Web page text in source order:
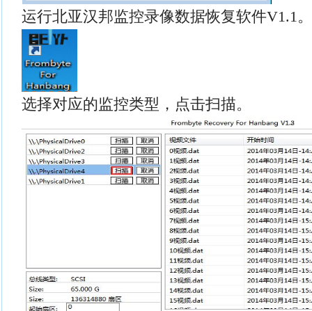
运行北亚汉邦监控录像数据恢复软件V1.1。
选择对应的监控类型，点击扫描。